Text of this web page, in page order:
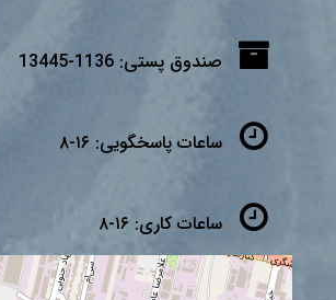
صندوق پستی: 1136-13445
ساعات پاسخگویی: ۱۶-۸
ساعات کاری: ۱۶-۸